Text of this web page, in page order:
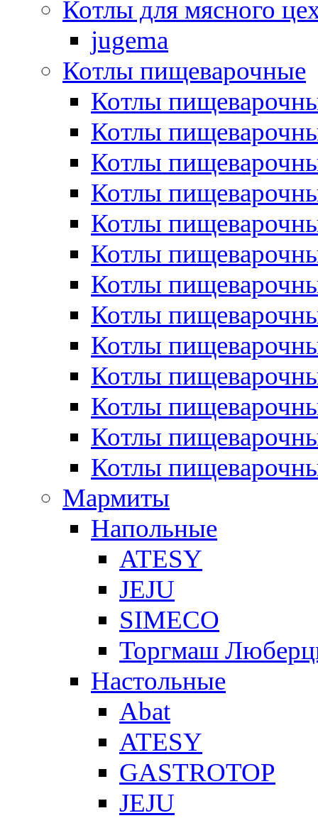
Котлы для мясного
jugema
Котлы пищеварочные
Котлы
Котлы
Котлы
Котлы
Котлы
Котлы
Котлы
Котлы
Котлы
Котлы
Котлы
Котлы
Котлы
Мармиты
Напольные
ATESY
JEJU
SIMECO
Торгмаш
Настольные
Abat
ATESY
GASTROTOP
JEJU